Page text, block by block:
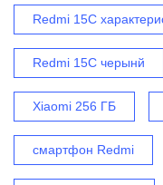
Redmi 15C
Redmi 15C черынй
Xiaomi 256 ГБ
смартфон Redmi